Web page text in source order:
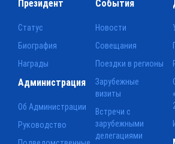
Президент
Статус
Биография
Награды
События
Новости
Совещания
Поездки в регионы
Зарубежные
визиты
Встречи с
зарубежными
делегациями
Администрация
Об Администрации
Руководство